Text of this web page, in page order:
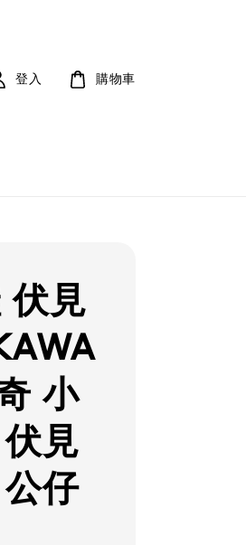
登入 購物車
伏見
小
見
仔